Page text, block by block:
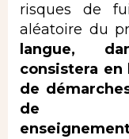
risques de
aléatoire du
langue,
consistera en
de
de